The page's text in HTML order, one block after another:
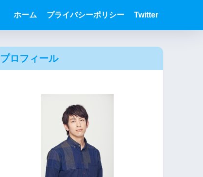
ホーム プライバシーポリシー Twitter
プロフィール